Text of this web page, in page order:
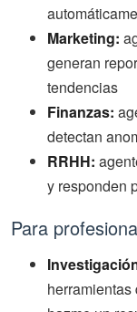
Marketing:
generan
tendencias
Finanzas:
detectan
RRHH:
y responden
Para